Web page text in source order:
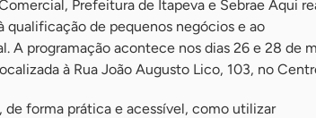
Prefeitura de Itapeva e Sebrae Aqui
qualificação de pequenos negócios e ao
A programação acontece nos dias 26 e 28 de
à Rua João Augusto Lico, 103, no
forma prática e acessível, como utilizar